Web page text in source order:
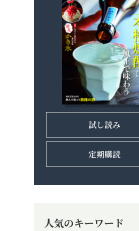
試し読み
定期購読
人気のキーワード